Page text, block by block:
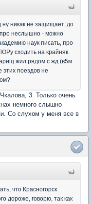
ну никак не защищает. до
неслышно - можно
наук писать, про
сходить на крайняк.
жил рядом с жд (в5м
этих поездов не
3. Только очень
немного слышно
Со слухом у меня все в
что Красногорск
дороже, говорю, так как